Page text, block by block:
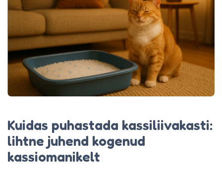
Kuidas puhastada kassiliivakasti:
lihtne juhend kogenud
kassiomanikelt